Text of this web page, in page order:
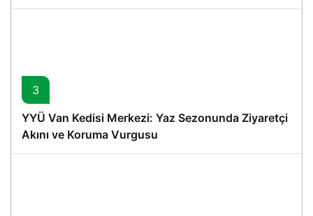
3
YYÜ Van Kedisi Merkezi: Yaz Sezonunda Ziyaretçi
Akını ve Koruma Vurgusu